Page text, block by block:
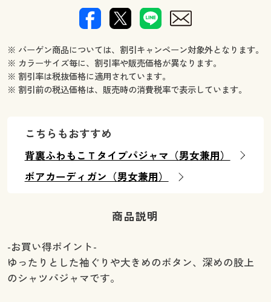
※ バーゲン商品については、割引キャンペーン対象外となります。
※ カラーサイズ毎に、割引率や販売価格が異なります。
※ 割引率は税抜価格に適用されています。
※ 割引前の税込価格は、販売時の消費税率で表示しています。
こちらもおすすめ
背裏ふわもこＴタイプパジャマ（男女兼用）
ボアカーディガン（男女兼用）
商品説明
-お買い得ポイント-
ゆったりとした袖ぐりや大きめのボタン、深めの股上
のシャツパジャマです。